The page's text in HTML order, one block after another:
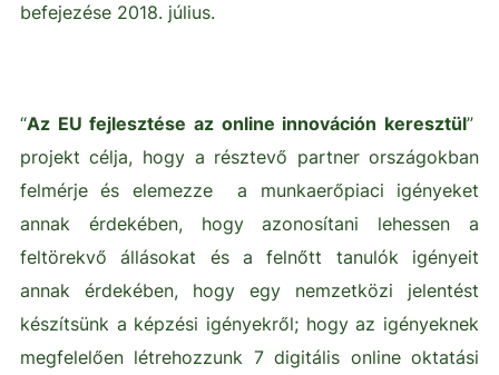
befejezése 2018. július.
“Az EU fejlesztése az online innováción keresztül”
projekt célja, hogy a résztevő partner országokban
felmérje és elemezze a munkaerőpiaci igényeket
annak érdekében, hogy azonosítani lehessen a
feltörekvő állásokat és a felnőtt tanulók igényeit
annak érdekében, hogy egy nemzetközi jelentést
készítsünk a képzési igényekről; hogy az igényeknek
megfelelően létrehozzunk 7 digitális online oktatási